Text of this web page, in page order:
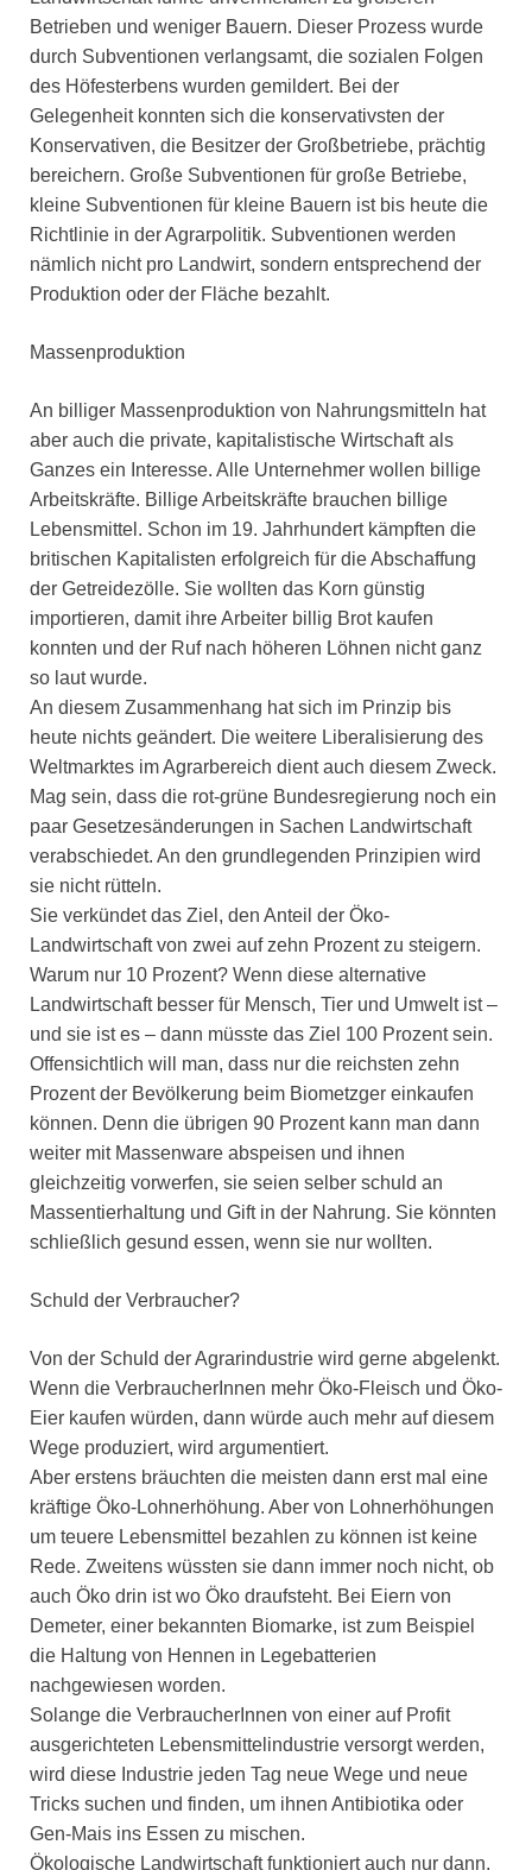
Betrieben und weniger Bauern. Dieser Prozess wurde
durch Subventionen verlangsamt, die sozialen Folgen
des Höfesterbens wurden gemildert. Bei der
Gelegenheit konnten sich die konservativsten der
Konservativen, die Besitzer der Großbetriebe, prächtig
bereichern. Große Subventionen für große Betriebe,
kleine Subventionen für kleine Bauern ist bis heute die
Richtlinie in der Agrarpolitik. Subventionen werden
nämlich nicht pro Landwirt, sondern entsprechend der
Produktion oder der Fläche bezahlt.
Massenproduktion
An billiger Massenproduktion von Nahrungsmitteln hat
aber auch die private, kapitalistische Wirtschaft als
Ganzes ein Interesse. Alle Unternehmer wollen billige
Arbeitskräfte. Billige Arbeitskräfte brauchen billige
Lebensmittel. Schon im 19. Jahrhundert kämpften die
britischen Kapitalisten erfolgreich für die Abschaffung
der Getreidezölle. Sie wollten das Korn günstig
importieren, damit ihre Arbeiter billig Brot kaufen
konnten und der Ruf nach höheren Löhnen nicht ganz
so laut wurde.
An diesem Zusammenhang hat sich im Prinzip bis
heute nichts geändert. Die weitere Liberalisierung des
Weltmarktes im Agrarbereich dient auch diesem Zweck.
Mag sein, dass die rot-grüne Bundesregierung noch ein
paar Gesetzesänderungen in Sachen Landwirtschaft
verabschiedet. An den grundlegenden Prinzipien wird
sie nicht rütteln.
Sie verkündet das Ziel, den Anteil der Öko-
Landwirtschaft von zwei auf zehn Prozent zu steigern.
Warum nur 10 Prozent? Wenn diese alternative
Landwirtschaft besser für Mensch, Tier und Umwelt ist –
und sie ist es – dann müsste das Ziel 100 Prozent sein.
Offensichtlich will man, dass nur die reichsten zehn
Prozent der Bevölkerung beim Biometzger einkaufen
können. Denn die übrigen 90 Prozent kann man dann
weiter mit Massenware abspeisen und ihnen
gleichzeitig vorwerfen, sie seien selber schuld an
Massentierhaltung und Gift in der Nahrung. Sie könnten
schließlich gesund essen, wenn sie nur wollten.
Schuld der Verbraucher?
Von der Schuld der Agrarindustrie wird gerne abgelenkt.
Wenn die VerbraucherInnen mehr Öko-Fleisch und Öko-
Eier kaufen würden, dann würde auch mehr auf diesem
Wege produziert, wird argumentiert.
Aber erstens bräuchten die meisten dann erst mal eine
kräftige Öko-Lohnerhöhung. Aber von Lohnerhöhungen
um teuere Lebensmittel bezahlen zu können ist keine
Rede. Zweitens wüssten sie dann immer noch nicht, ob
auch Öko drin ist wo Öko draufsteht. Bei Eiern von
Demeter, einer bekannten Biomarke, ist zum Beispiel
die Haltung von Hennen in Legebatterien
nachgewiesen worden.
Solange die VerbraucherInnen von einer auf Profit
ausgerichteten Lebensmittelindustrie versorgt werden,
wird diese Industrie jeden Tag neue Wege und neue
Tricks suchen und finden, um ihnen Antibiotika oder
Gen-Mais ins Essen zu mischen.
Ökologische Landwirtschaft funktioniert auch nur dann,